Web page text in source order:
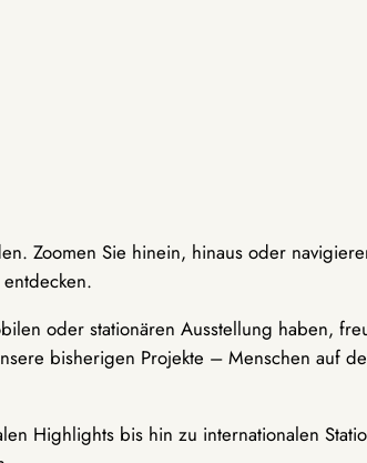
Zoomen Sie hinein, hinaus oder
oder stationären Ausstellung haben,
bisherigen Projekte – Menschen auf
Highlights bis hin zu internationalen